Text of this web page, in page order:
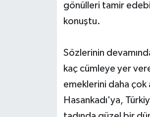
gönülleri tamir
konuştu.
Sözlerinin
kaç cümleye yer
emeklerini daha çok
Hasankadı'ya,